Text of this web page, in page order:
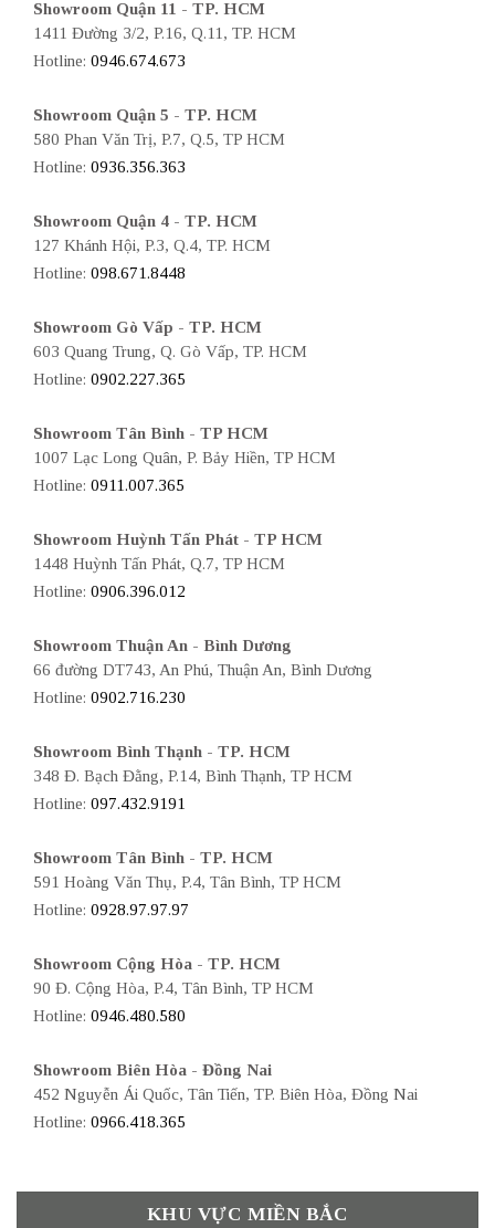
Showroom Quận 11 - TP. HCM
1411 Đường 3/2, P.16, Q.11, TP. HCM
Hotline: 0946.674.673
Showroom Quận 5 - TP. HCM
580 Phan Văn Trị, P.7, Q.5, TP HCM
Hotline: 0936.356.363
Showroom Quận 4 - TP. HCM
127 Khánh Hội, P.3, Q.4, TP. HCM
Hotline: 098.671.8448
Showroom Gò Vấp - TP. HCM
603 Quang Trung, Q. Gò Vấp, TP. HCM
Hotline: 0902.227.365
Showroom Tân Bình - TP HCM
1007 Lạc Long Quân, P. Bảy Hiền, TP HCM
Hotline: 0911.007.365
Showroom Huỳnh Tấn Phát - TP HCM
1448 Huỳnh Tấn Phát, Q.7, TP HCM
Hotline: 0906.396.012
Showroom Thuận An - Bình Dương
66 đường DT743, An Phú, Thuận An, Bình Dương
Hotline: 0902.716.230
Showroom Bình Thạnh - TP. HCM
348 Đ. Bạch Đằng, P.14, Bình Thạnh, TP HCM
Hotline: 097.432.9191
Showroom Tân Bình - TP. HCM
591 Hoàng Văn Thụ, P.4, Tân Bình, TP HCM
Hotline: 0928.97.97.97
Showroom Cộng Hòa - TP. HCM
90 Đ. Cộng Hòa, P.4, Tân Bình, TP HCM
Hotline: 0946.480.580
Showroom Biên Hòa - Đồng Nai
452 Nguyễn Ái Quốc, Tân Tiến, TP. Biên Hòa, Đồng Nai
Hotline: 0966.418.365
KHU VỰC MIỀN BẮC